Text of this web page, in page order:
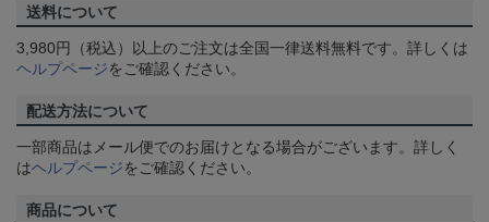
送料について
3,980円（税込）以上のご注文は全国一律送料無料です。詳しくは
ヘルプページをご確認ください。
配送方法について
一部商品はメール便でのお届けとなる場合がございます。詳しく
はヘルプページをご確認ください。
商品について